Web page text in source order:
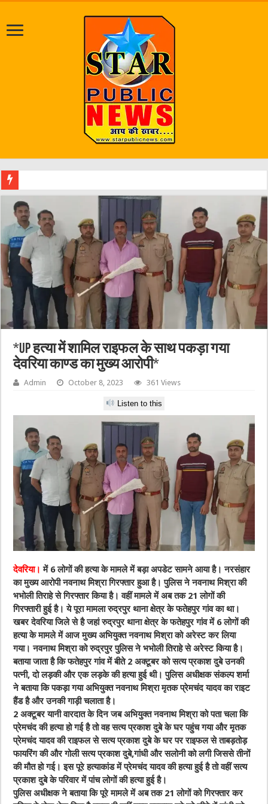
*UP हत्या में शामिल राइफल के साथ पकड़ा गया
देवरिया काण्ड का मुख्य आरोपी*
Admin October 8, 2023 361 Views
Listen to this
देवरिया। में 6 लोगों की हत्या के मामले में बड़ा अपडेट सामने आया है। नरसंहार
का मुख्य आरोपी नवनाथ मिश्रा गिरफ्तार हुआ है। पुलिस ने नवनाथ मिश्रा की
भभोली तिराहे से गिरफ्तार किया है। वहीं मामले में अब तक 21 लोगों की
गिरफ्तारी हुई है। ये पूरा मामला रुद्रपुर थाना क्षेत्र के फतेहपुर गांव का था।
खबर देवरिया जिले से है जहां रुद्रपुर थाना क्षेत्र के फतेहपुर गांव में 6 लोगों की
हत्या के मामले में आज मुख्य अभियुक्त नवनाथ मिश्रा को अरेस्ट कर लिया
गया। नवनाथ मिश्रा को रुद्रपुर पुलिस ने भभोली तिराहे से अरेस्ट किया है।
बताया जाता है कि फतेहपुर गांव में बीते 2 अक्टूबर को सत्य प्रकाश दुबे उनकी
पत्नी, दो लड़की और एक लड़के की हत्या हुई थी। पुलिस अधीक्षक संकल्प शर्मा
ने बताया कि पकड़ा गया अभियुक्त नवनाथ मिश्रा मृतक प्रेमचंद यादव का राइट
हैंड है और उनकी गाड़ी चलाता है।
2 अक्टूबर यानी वारदात के दिन जब अभियुक्त नवनाथ मिश्रा को पता चला कि
प्रेमचंद की हत्या हो गई है तो वह सत्य प्रकाश दुबे के घर पहुंच गया और मृतक
प्रेमचंद यादव की राइफल से सत्य प्रकाश दुबे के घर पर राइफल से ताबड़तोड़
फायरिंग की और गोली सत्य प्रकाश दुबे,गांधी और सलोनी को लगी जिससे तीनों
की मौत हो गई। इस पूरे हत्याकांड में प्रेमचंद यादव की हत्या हुई है तो वहीं सत्य
प्रकाश दुबे के परिवार में पांच लोगों की हत्या हुई है।
पुलिस अधीक्षक ने बताया कि पूरे मामले में अब तक 21 लोगों को गिरफ्तार कर